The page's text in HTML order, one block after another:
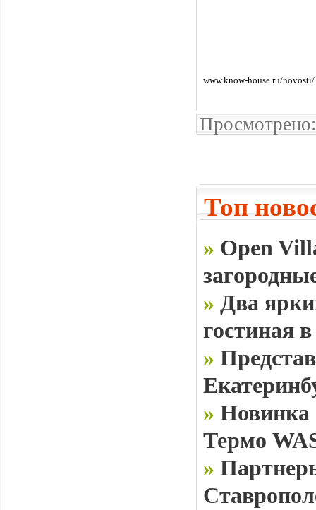
www.know-house.ru/novosti/
Топ
» Open
» Два
гостиная
»
» Новинка
Термо
»